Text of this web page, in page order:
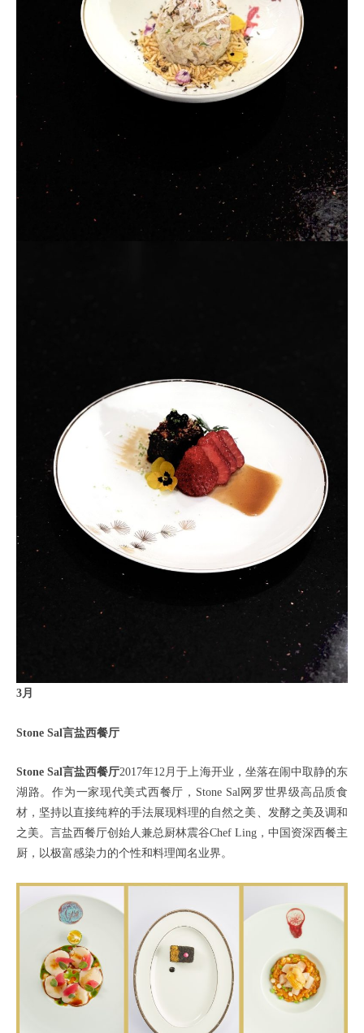
3月
Stone Sal言盐西餐厅
Stone Sal言盐西餐厅2017年12月于上海开业，坐落在闹中取静的东
湖路。作为一家现代美式西餐厅，Stone Sal网罗世界级高品质食
材，坚持以直接纯粹的手法展现料理的自然之美、发酵之美及调和
之美。言盐西餐厅创始人兼总厨林震谷Chef Ling，中国资深西餐主
厨，以极富感染力的个性和料理闻名业界。